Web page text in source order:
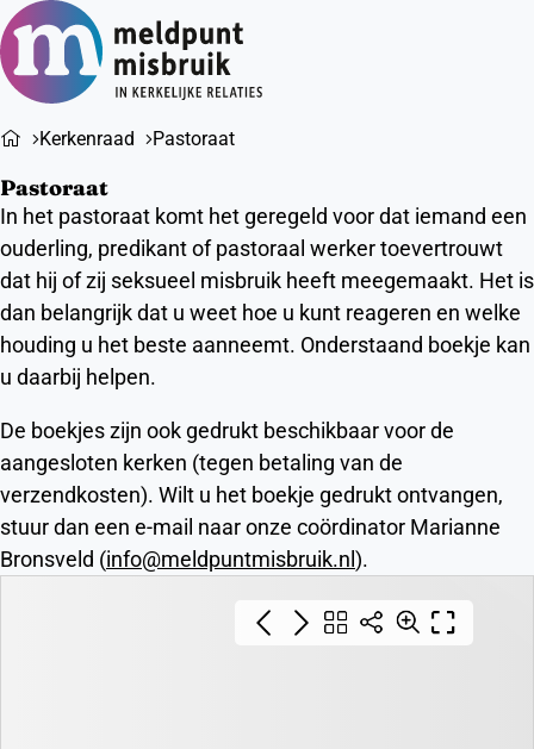
Kerkenraad Pastoraat
Pastoraat
In het pastoraat komt het geregeld voor dat iemand een
ouderling, predikant of pastoraal werker toevertrouwt
dat hij of zij seksueel misbruik heeft meegemaakt. Het is
dan belangrijk dat u weet hoe u kunt reageren en welke
houding u het beste aanneemt. Onderstaand boekje kan
u daarbij helpen.
De boekjes zijn ook gedrukt beschikbaar voor de
aangesloten kerken (tegen betaling van de
verzendkosten). Wilt u het boekje gedrukt ontvangen,
stuur dan een e-mail naar onze coördinator Marianne
Bronsveld (info@meldpuntmisbruik.nl ).